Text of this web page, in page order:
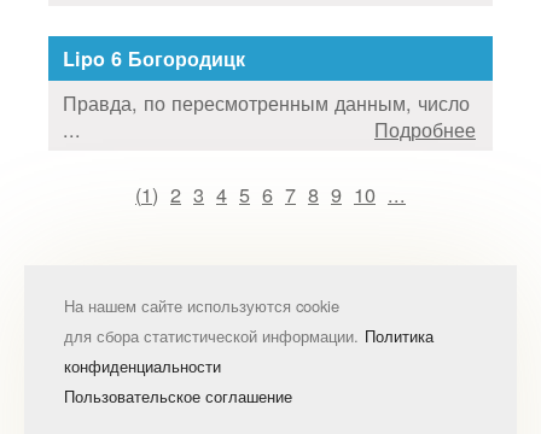
Lipo 6 Богородицк
Правда, по пересмотренным данным, число
...
Подробнее
(1) 2 3 4 5 6 7 8 9 10 ...
На нашем сайте используются cookie
для сбора статистической информации. Политика
конфиденциальности
Пользовательское соглашение